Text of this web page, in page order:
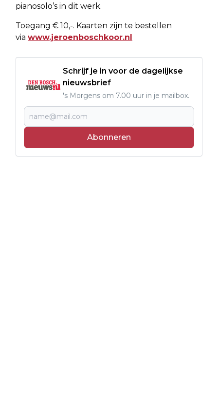
pianosolo’s in dit werk.
Toegang € 10,-. Kaarten zijn te bestellen
via www.jeroenboschkoor.nl
Schrijf je in voor de dagelijkse
nieuwsbrief
's Morgens om 7.00 uur in je mailbox.
Abonneren